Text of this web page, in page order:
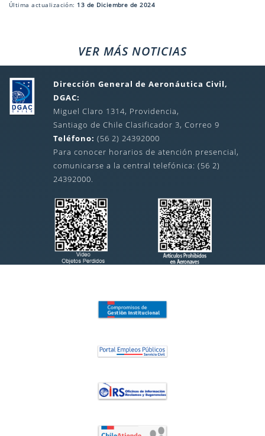
Última actualización: 13 de Diciembre de 2024
VER MÁS NOTICIAS
Dirección General de Aeronáutica Civil,
DGAC:
Miguel Claro 1314, Providencia,
Santiago de Chile Clasificador 3, Correo 9
Teléfono: (56 2) 24392000
Para conocer horarios de atención presencial,
comunicarse a la central telefónica: (56 2)
24392000.